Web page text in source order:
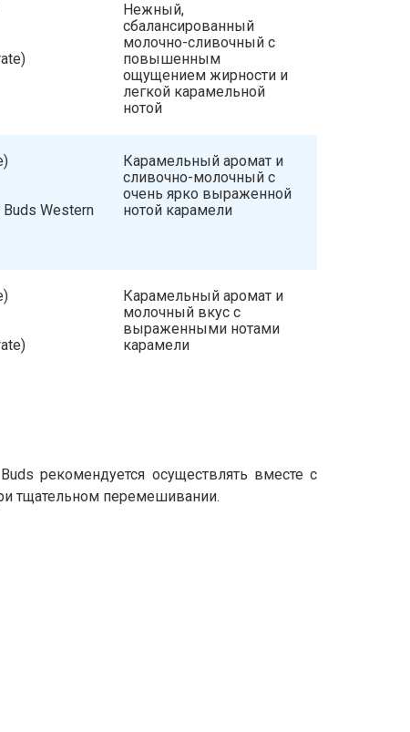
Нежный,
сбалансированный
молочно-сливочный с
повышенным
ощущением жирности и
легкой карамельной
нотой
Western
Карамельный аромат и
сливочно-молочный с
очень ярко выраженной
нотой карамели
Карамельный аромат и
молочный вкус с
выраженными нотами
карамели
рекомендуется осуществлять вместе с
тщательном перемешивании.